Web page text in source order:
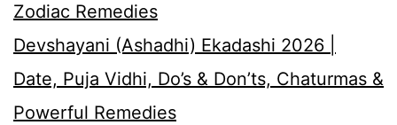
Zodiac Remedies
Devshayani (Ashadhi) Ekadashi 2026 |
Date, Puja Vidhi, Do’s & Don’ts, Chaturmas &
Powerful Remedies